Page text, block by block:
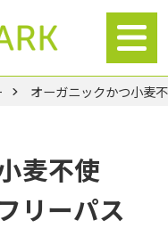
オーガニックかつ小麦
麦不使
リーパス